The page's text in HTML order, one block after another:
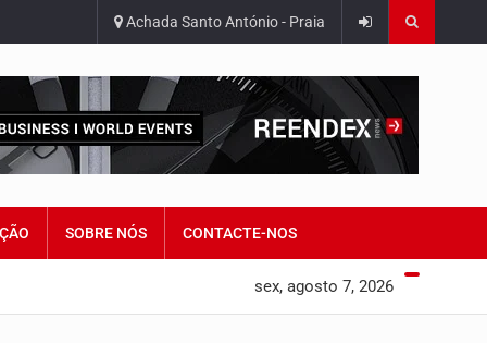
Achada Santo António - Praia
SOBRE NÓS CONTACTE-NOS
sex, agosto 7, 2026